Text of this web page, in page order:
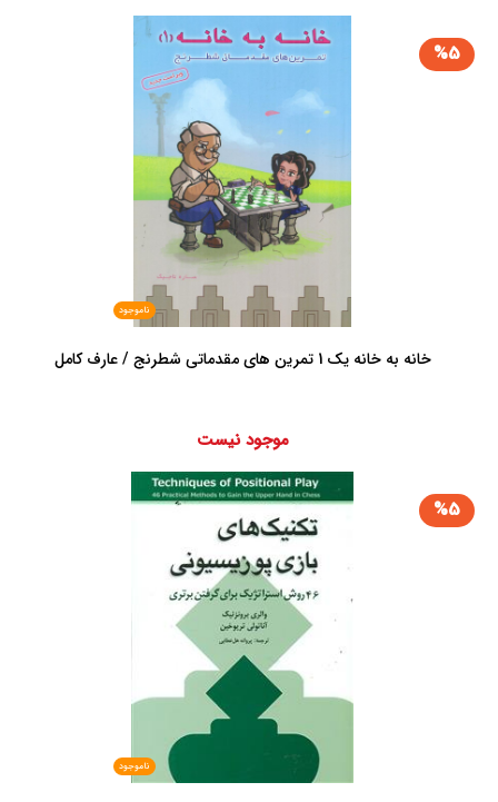
%5
ناموجود
خانه به خانه یک 1 تمرین های مقدماتی شطرنج / عارف کامل
موجود نیست
%5
ناموجود